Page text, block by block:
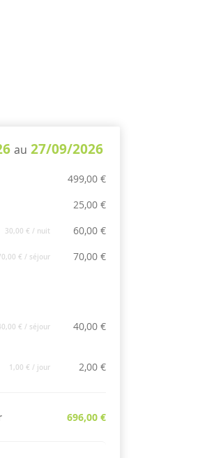
au 27/09/2026
499,00 €
25,00 €
30,00 € / nuit
60,00 €
€ / séjour
70,00 €
€ / séjour
40,00 €
1,00 € / jour 2,00 €
696,00 €